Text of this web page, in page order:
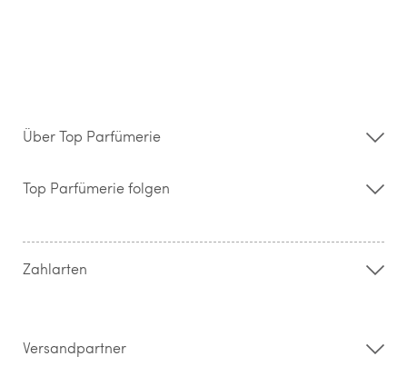
Über Top Parfümerie
Storefinder
Kontakt
Widerrufsrecht & Rückgabebedingungen
Top Parfümerie folgen
Zahlarten
Versandpartner